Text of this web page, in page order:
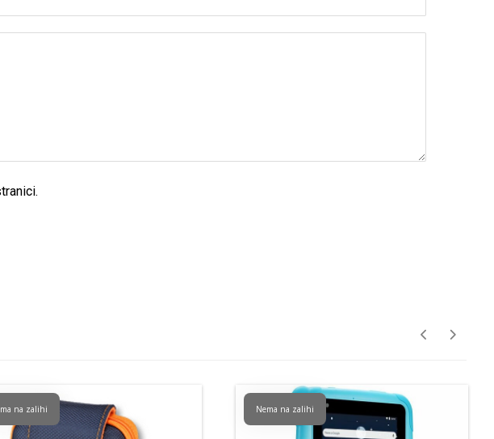
na zalihi Nema na zalihi